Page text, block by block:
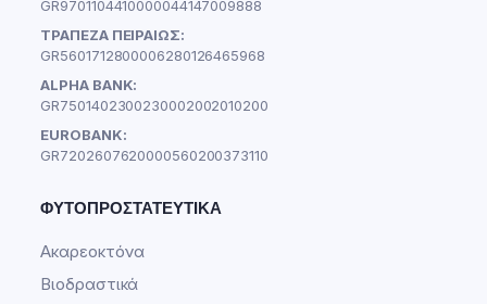
GR9701104410000044147009888
ΤΡΑΠΕΖΑ ΠΕΙΡΑΙΩΣ:
GR5601712800006280126465968
ALPHA BANK:
GR7501402300230002002010200
EUROBANK:
GR7202607620000560200373110
ΦΥΤΟΠΡΟΣΤΑΤΕΥΤΙΚΆ
Ακαρεοκτόνα
Βιοδραστικά